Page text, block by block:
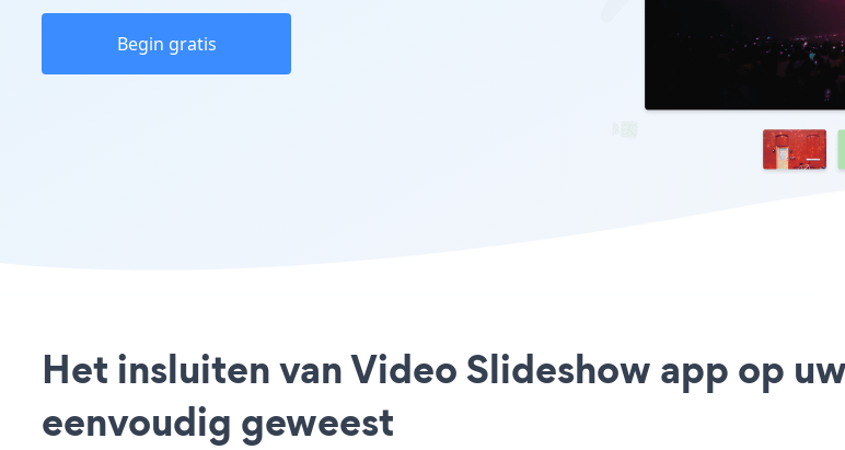
Begin gratis
Het insluiten van Video Slideshow app op
eenvoudig geweest